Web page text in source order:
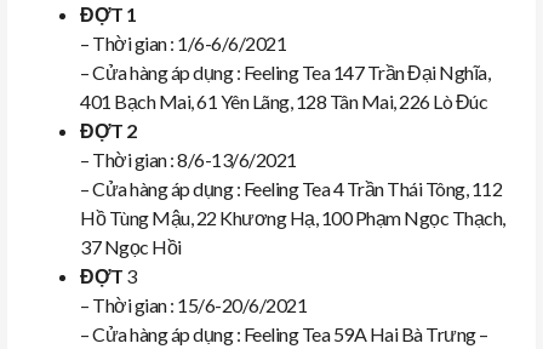
ĐỢT 1
– Thời gian : 1/6-6/6/2021
– Cửa hàng áp dụng : Feeling Tea 147 Trần Đại Nghĩa,
401 Bạch Mai, 61 Yên Lãng, 128 Tân Mai, 226 Lò Đúc
ĐỢT 2
– Thời gian : 8/6-13/6/2021
– Cửa hàng áp dụng : Feeling Tea 4 Trần Thái Tông, 112
Hồ Tùng Mậu, 22 Khương Hạ, 100 Phạm Ngọc Thạch,
37 Ngọc Hồi
ĐỢT 3
– Thời gian : 15/6-20/6/2021
– Cửa hàng áp dụng : Feeling Tea 59A Hai Bà Trưng –